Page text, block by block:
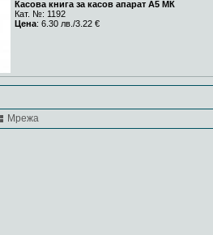
Касова книга за касов апарат A5 МК
Кат. №: 1192
Цена: 6.30 лв./3.22 €
Мрежа